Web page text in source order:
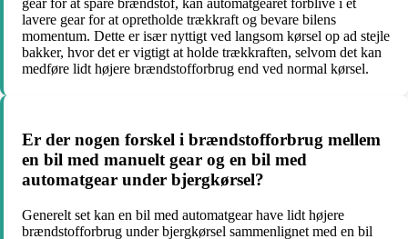
lavere gear for at opretholde trækkraft og bevare bilens
momentum. Dette er især nyttigt ved langsom kørsel op ad stejle
bakker, hvor det er vigtigt at holde trækkraften, selvom det kan
medføre lidt højere brændstofforbrug end ved normal kørsel.
Er der nogen forskel i brændstofforbrug mellem
en bil med manuelt gear og en bil med
automatgear under bjergkørsel?
Generelt set kan en bil med automatgear have lidt højere
brændstofforbrug under bjergkørsel sammenlignet med en bil